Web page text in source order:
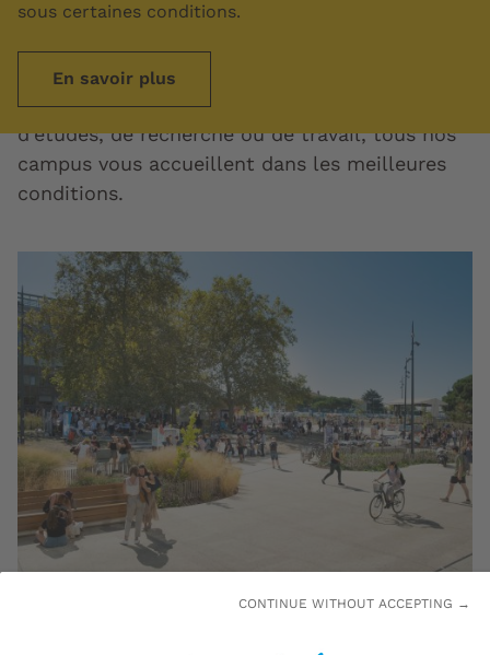
CONTINUE WITHOUT ACCEPTING →
sous certaines conditions.
En savoir plus
Des campus verdoyants dans une métropole
route… Bienvenue dans une région qui cultive
la qualité de vie ! Quel que soit votre lieu
d’études, de recherche ou de travail, tous nos
campus vous accueillent dans les meilleures
conditions.
Des campus verdoyants et animés pour une meilleure